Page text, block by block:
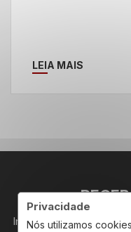
Privacidade
Nós utilizamos
LEIA MAIS
Insira seu email abaixo